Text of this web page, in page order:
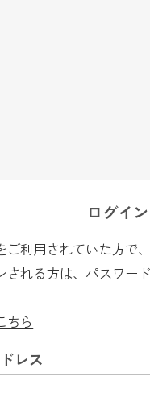
ログイン
ご利用されていた方で
される方は、パスワー
ちら
レス